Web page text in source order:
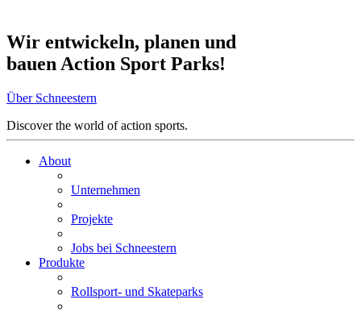
Wir entwickeln, planen und
bauen Action Sport Parks!
Über Schneestern
Discover the world of action sports.
About
Unternehmen
Projekte
Jobs bei Schneestern
Produkte
Rollsport- und Skateparks